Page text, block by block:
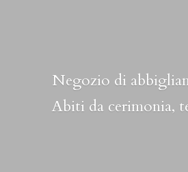
Negozio di
Abiti da cerimonia,